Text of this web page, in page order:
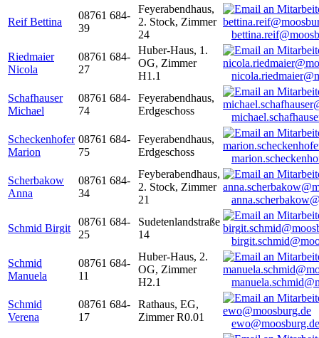
Reif Bettina
08761 684-
39
Feyerabendhaus,
2. Stock, Zimmer
24
Riedmaier
Nicola
08761 684-
27
Huber-Haus, 1.
OG, Zimmer
H1.1
Schafhauser
Michael
08761 684-
74
Feyerabendhaus,
Erdgeschoss
Scheckenhofer
Marion
08761 684-
75
Feyerabendhaus,
Erdgeschoss
Scherbakow
Anna
08761 684-
34
Feyberabendhaus,
2. Stock, Zimmer
21
Schmid Birgit
08761 684-
25
Sudetenlandstraße
14
Schmid
Manuela
08761 684-
11
Huber-Haus, 2.
OG, Zimmer
H2.1
Schmid
Verena
08761 684-
17
Rathaus, EG,
Zimmer R0.01
ewo@moosburg.de